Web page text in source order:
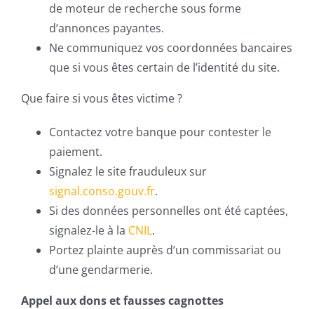
de moteur de recherche sous forme
d’annonces payantes.
Ne communiquez vos coordonnées bancaires
que si vous êtes certain de l’identité du site.
Que faire si vous êtes victime ?
Contactez votre banque pour contester le
paiement.
Signalez le site frauduleux sur
signal.conso.gouv.fr.
Si des données personnelles ont été captées,
signalez-le à la CNIL.
Portez plainte auprès d’un commissariat ou
d’une gendarmerie.
Appel aux dons et fausses cagnottes